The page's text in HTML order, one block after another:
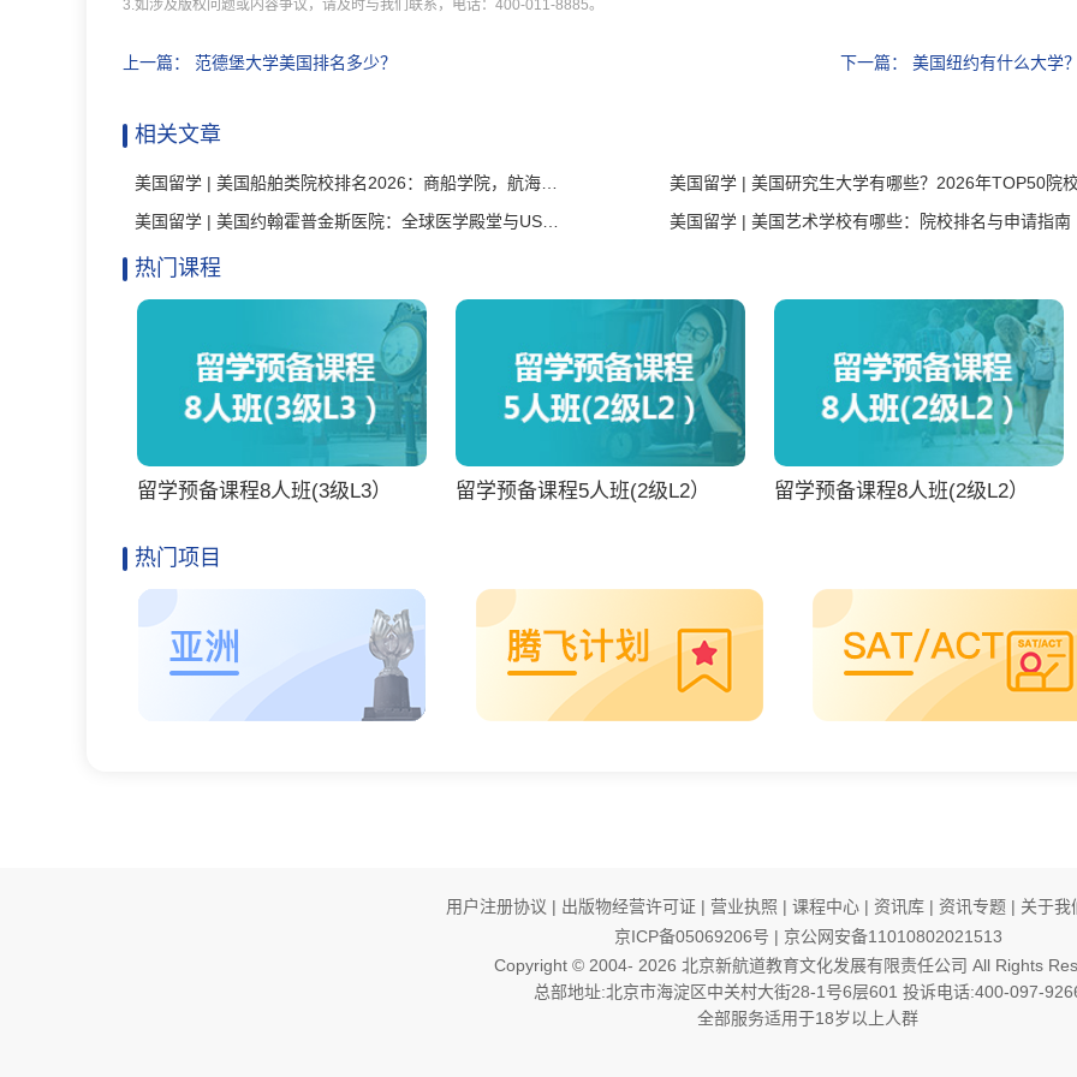
3.如涉及版权问题或内容争议，请及时与我们联系，电话：400-011-8885。
上一篇： 范德堡大学美国排名多少？ 下一篇： 美国纽约有什么大学
相关文章
美国留学 | 美国艺术学校有哪些：院校排名与申请指南
热门课程
留学预备课程8人班(3级L3） 留学预备课程5人班(2级L2） 留学预备课程8人班(2级L2）
热门项目
用户注册协议 | 出版物经营许可证 | 营业执照 | 课程中心 | 资讯库 | 资讯专题 | 关于我
京ICP备05069206号 | 京公网安备11010802021513
Copyright © 2004- 2026 北京新航道教育文化发展有限责任公司 All Rights
总部地址:北京市海淀区中关村大街28-1号6层601 投诉电话:400-097-
全部服务适用于18岁以上人群